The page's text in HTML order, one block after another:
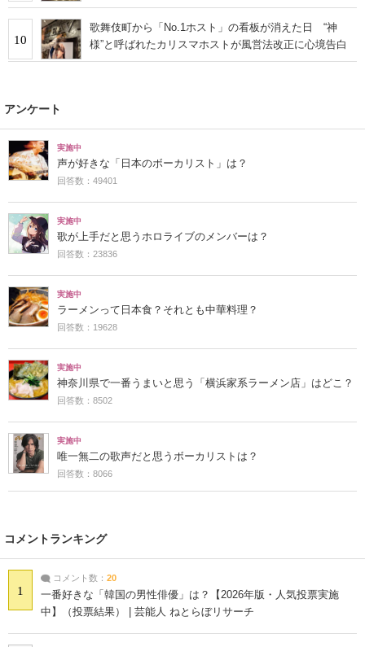
10
歌舞伎町から「No.1ホスト」の看板が消えた日 “神
様”と呼ばれたカリスマホストが風営法改正に心境告白
アンケート
実施中
声が好きな「日本のボーカリスト」は？
回答数：49401
実施中
歌が上手だと思うホロライブのメンバーは？
回答数：23836
実施中
ラーメンって日本食？それとも中華料理？
回答数：19628
実施中
神奈川県で一番うまいと思う「横浜家系ラーメン店」はどこ？
回答数：8502
実施中
唯一無二の歌声だと思うボーカリストは？
回答数：8066
コメントランキング
1
コメント数： 20
一番好きな「韓国の男性俳優」は？【2026年版・人気投票実施
中】（投票結果） | 芸能人 ねとらぼリサーチ